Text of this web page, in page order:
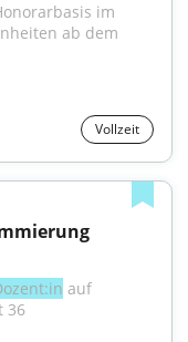
im
ab dem
Vollzeit
auf
36